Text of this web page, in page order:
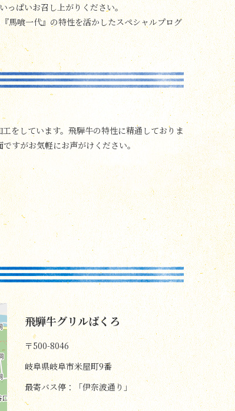
っぱいお召し上がりください。
馬喰一代』の特性を活かしたスペシャルプログ
をしています。飛騨牛の特性に精通しておりま
すがお気軽にお声がけください。
飛騨牛グリルばくろ
〒500-8046
岐阜県岐阜市米屋町9番
最寄バス停：「伊奈波通り」